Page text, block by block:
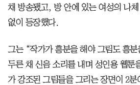
채 방송됐고, 방 안에 있는 여성의 나
없이 등장했다.
그는 “작가가 흥분을 해야 그림도 흥
두른 채 신음 소리를 내며 성인용 웹툰
가 강조된 그림들을 그리는 장면이 2분